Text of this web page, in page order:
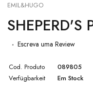
EMIL&HUGO
SHEPERD'S
Escreva uma Review
Cod. Produto
089805
Verfügbarkeit
Em Stock